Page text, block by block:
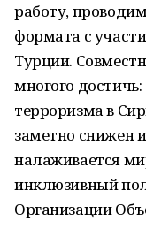
работу,
формата с
Турции.
многого
терроризма в
заметно снижен
налаживается
инклюзивный
Организации